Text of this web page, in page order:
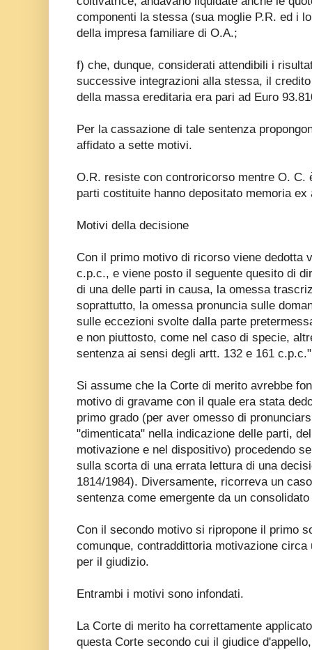
componenti la stessa (sua moglie P.R. ed i
della impresa familiare di O.A.;
f) che, dunque, considerati attendibili i
successive integrazioni alla stessa, il
della massa ereditaria era pari ad Euro
Per la cassazione di tale sentenza
affidato a sette motivi.
O.R. resiste con controricorso mentre O. C.
parti costituite hanno depositato memoria
Motivi della decisione
Con il primo motivo di ricorso viene dedotta
c.p.c., e viene posto il seguente quesito di
di una delle parti in causa, la omessa
soprattutto, la omessa pronuncia sulle
sulle eccezioni svolte dalla parte
e non piuttosto, come nel caso di specie,
sentenza ai sensi degli artt. 132 e 161
Si assume che la Corte di merito avrebbe
motivo di gravame con il quale era stata
primo grado (per aver omesso di
"dimenticata" nella indicazione delle parti,
motivazione e nel dispositivo) procedendo
sulla scorta di una errata lettura di una
1814/1984). Diversamente, ricorreva un
sentenza come emergente da un
Con il secondo motivo si ripropone il primo
comunque, contraddittoria motivazione
per il giudizio.
Entrambi i motivi sono infondati.
La Corte di merito ha correttamente
questa Corte secondo cui il giudice